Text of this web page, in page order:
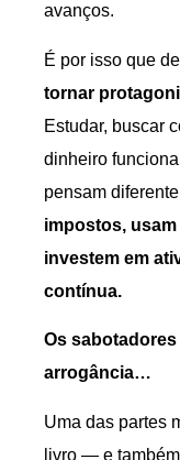
avanços.
É por isso que
tornar
Estudar, buscar
dinheiro
pensam
impostos,
investem em
contínua.
Os
arrogância…
Uma das partes
livro — e